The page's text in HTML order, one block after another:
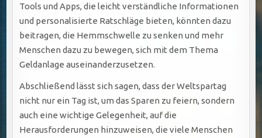
Tools und Apps, die leicht verständliche Informationen
und personalisierte Ratschläge bieten, könnten dazu
beitragen, die Hemmschwelle zu senken und mehr
Menschen dazu zu bewegen, sich mit dem Thema
Geldanlage auseinanderzusetzen.
Abschließend lässt sich sagen, dass der Weltspartag
nicht nur ein Tag ist, um das Sparen zu feiern, sondern
auch eine wichtige Gelegenheit, auf die
Herausforderungen hinzuweisen, die viele Menschen